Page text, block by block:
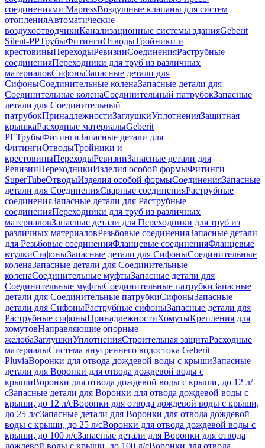
соединениями MapressВоздушные клапаны для систем
отопленияАвтоматические
воздухоотводчикиКанализационные системы зданияGeberit
Silent-PPТрубыФитингиОтводыТройники и
крестовиныПереходыРевизииСоединенияРаструбные
соединенияПереходники для труб из различных
материаловСифоныЗапасные детали для
СифоныСоединительные коленаЗапасные детали для
Соединительные коленаСоединительный патрубокЗапасные
детали для Соединительный
патрубокПринадлежностиЗаглушкиУплотненияЗащитная
крышкаРасходные материалыGeberit
PEТрубыФитингиЗапасные детали для
ФитингиОтводыТройники и
крестовиныПереходыРевизииЗапасные детали для
РевизииПереходникиИзделия особой формыФитинги
SuperTubeОтводыИзделия особой формыСоединенияЗапасные
детали для СоединенияСварные соединенияРаструбные
соединенияЗапасные детали для Раструбные
соединенияПереходники для труб из различных
материаловЗапасные детали для Переходники для труб из
различных материаловРезьбовые соединенияЗапасные детали
для Резьбовые соединенияФланцевые соединенияФланцевые
втулкиСифоныЗапасные детали для СифоныСоединительные
коленаЗапасные детали для Соединительные
коленаСоединительные муфтыЗапасные детали для
Соединительные муфтыСоединительные патрубкиЗапасные
детали для Соединительные патрубкиСифоныЗапасные
детали для СифоныРаструбные сифоныЗапасные детали для
Раструбные сифоныПринадлежностиХомутыКрепления для
хомутовНаправляющие опорные
желобаЗаглушкиУплотненияСтроительная защитаРасходные
материалыСистема внутреннего водостока Geberit
PluviaВоронки для отвода дождевой воды с крышиЗапасные
детали для Воронки для отвода дождевой воды с
крышиВоронки для отвода дождевой воды с крыши, до 12 л/
сЗапасные детали для Воронки для отвода дождевой воды с
крыши, до 12 л/сВоронки для отвода дождевой воды с крыши,
до 25 л/сЗапасные детали для Воронки для отвода дождевой
воды с крыши, до 25 л/сВоронки для отвода дождевой воды с
крыши, до 100 л/сЗапасные детали для Воронки для отвода
дождевой воды с крыши, до 100 л/сВоронки для отвода